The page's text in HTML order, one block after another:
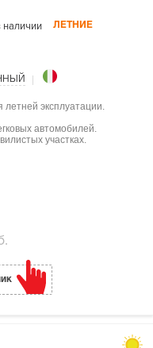
наличии ЛЕТНИЕ
эксплуатации.
автомобилей.
участках.